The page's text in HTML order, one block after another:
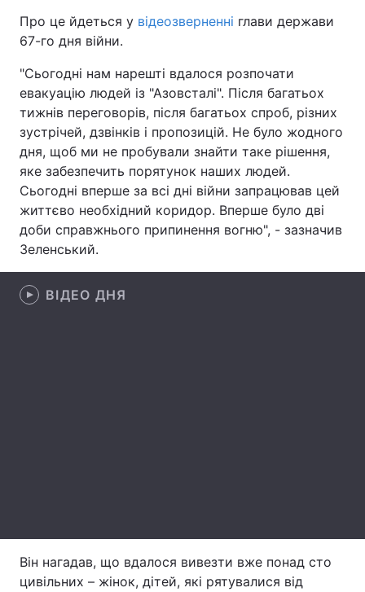
Спорт
Техно і зв'язок Лайт
Зброя Інциденти
Здоров'я Туризм
Цікавинки Погода
Екологія Регіони
Лонгріди
Відео з Youtube
Про це йдеться у відеозверненні глави держави
67-го дня війни.
"Сьогодні нам нарешті вдалося розпочати
евакуацію людей із "Азовсталі". Після багатьох
тижнів переговорів, після багатьох спроб, різних
зустрічей, дзвінків і пропозицій. Не було жодного
дня, щоб ми не пробували знайти таке рішення,
яке забезпечить порятунок наших людей.
Сьогодні вперше за всі дні війни запрацював цей
життєво необхідний коридор. Вперше було дві
доби справжнього припинення вогню", - зазначив
Зеленський.
ВІДЕО ДНЯ
Він нагадав, що вдалося вивезти вже понад сто
цивільних – жінок, дітей, які рятувалися від